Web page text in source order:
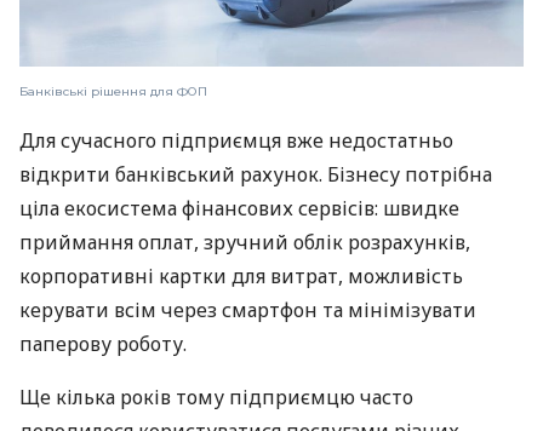
Банківські рішення для ФОП
Для сучасного підприємця вже недостатньо
відкрити банківський рахунок. Бізнесу потрібна
ціла екосистема фінансових сервісів: швидке
приймання оплат, зручний облік розрахунків,
корпоративні картки для витрат, можливість
керувати всім через смартфон та мінімізувати
паперову роботу.
Ще кілька років тому підприємцю часто